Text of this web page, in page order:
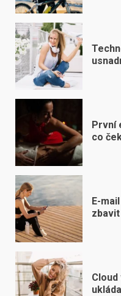
První
co
E-